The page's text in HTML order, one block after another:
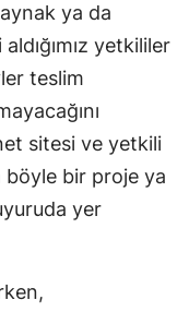
ya da
yetkililer
teslim
sitesi ve yetkili
böyle bir proje ya
yer